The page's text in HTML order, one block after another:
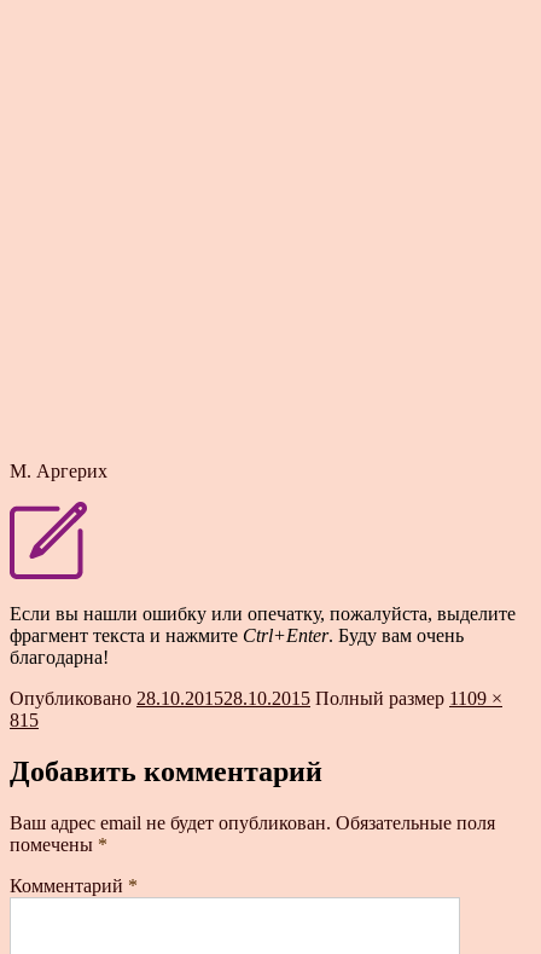
М. Аргерих
Если вы нашли ошибку или опечатку, пожалуйста, выделите
фрагмент текста и нажмите Ctrl+Enter. Буду вам очень
благодарна!
Опубликовано 28.10.201528.10.2015 Полный размер 1109 ×
815
Добавить комментарий
Ваш адрес email не будет опубликован. Обязательные поля
помечены *
Комментарий *